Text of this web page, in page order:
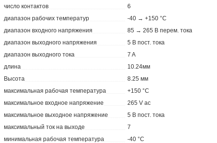
число контактов
6
диапазон рабочих температур
-40 → +150 °C
диапазон входного напряжения
85 → 265 В перем. тока
диапазон выходного напряжения
5 В пост. тока
диапазон выходного тока
7 A
длина
10.24мм
Высота
8.25 мм
максимальная рабочая температура
+150 °C
максимальное входное напряжение
265 V ac
максимальное выходное напряжение
5 В пост. тока
максимальный ток на выходе
7
минимальная рабочая температура
-40 °C